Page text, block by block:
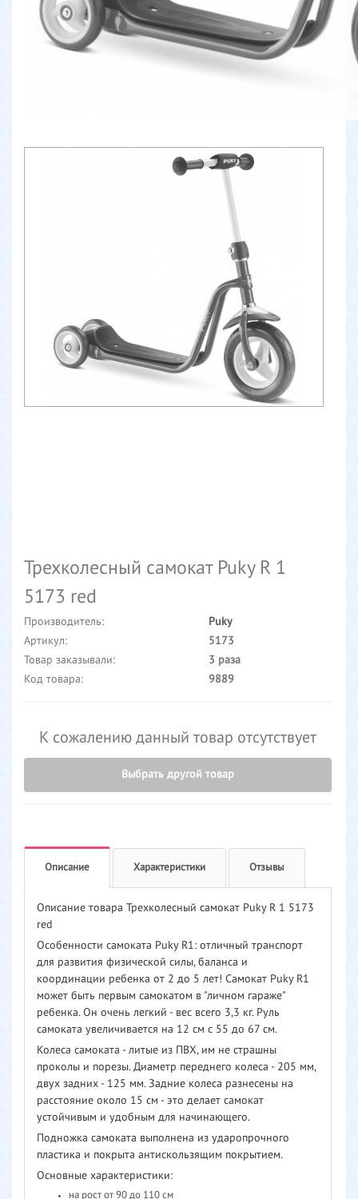
Трехколесный самокат Puky R 1
5173 red
Производитель:
Puky
Артикул:
5173
Товар заказывали:
3 раза
Код товара:
9889
К сожалению данный товар отсутствует
Выбрать другой товар
Описание Характеристики Отзывы
Описание товара Трехколесный самокат Puky R 1 5173
red
Особенности самоката Puky R1: отличный транспорт
для развития физической силы, баланса и
координации ребенка от 2 до 5 лет! Самокат Puky R1
может быть первым самокатом в "личном гараже"
ребенка. Он очень легкий - вес всего 3,3 кг. Руль
самоката увеличивается на 12 см с 55 до 67 см.
Колеса самоката - литые из ПВХ, им не страшны
проколы и порезы. Диаметр переднего колеса - 205 мм,
двух задних - 125 мм. Задние колеса разнесены на
расстояние около 15 см - это делает самокат
устойчивым и удобным для начинающего.
Подножка самоката выполнена из ударопрочного
пластика и покрыта антискользящим покрытием.
Основные характеристики:
на рост от 90 до 110 см